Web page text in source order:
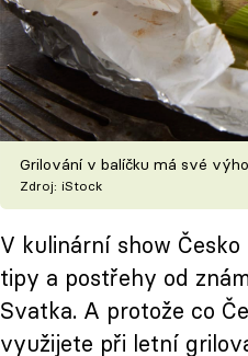
Grilování v balíčku má své
Zdroj: iStock
V kulinární show
tipy a postřehy od
Svatka. A protože co
využijete při letní